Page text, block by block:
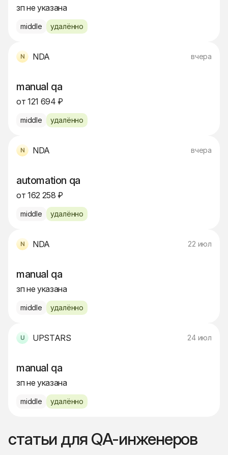
зп не указана
middle удалённо
NDA вчера
manual qa
от 121 694 ₽
middle удалённо
NDA вчера
automation qa
от 162 258 ₽
middle удалённо
NDA 22 июл
manual qa
зп не указана
middle удалённо
UPSTARS 24 июл
manual qa
зп не указана
middle удалённо
статьи для QA-инженеров